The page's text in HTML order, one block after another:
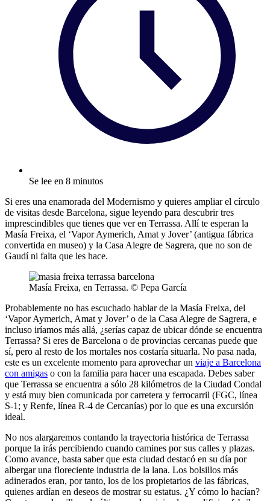
Se lee en 8 minutos
Si eres una enamorada del Modernismo y quieres ampliar el círculo
de visitas desde Barcelona, sigue leyendo para descubrir tres
imprescindibles que tienes que ver en Terrassa. Allí te esperan la
Masía Freixa, el ‘Vapor Aymerich, Amat y Jover’ (antigua fábrica
convertida en museo) y la Casa Alegre de Sagrera, que no son de
Gaudí ni falta que les hace.
Masía Freixa, en Terrassa. © Pepa García
Probablemente no has escuchado hablar de la Masía Freixa, del
‘Vapor Aymerich, Amat y Jover’ o de la Casa Alegre de Sagrera, e
incluso iríamos más allá, ¿serías capaz de ubicar dónde se encuentra
Terrassa? Si eres de Barcelona o de provincias cercanas puede que
sí, pero al resto de los mortales nos costaría situarla. No pasa nada,
este es un excelente momento para aprovechar un viaje a Barcelona
con amigas o con la familia para hacer una escapada. Debes saber
que Terrassa se encuentra a sólo 28 kilómetros de la Ciudad Condal
y está muy bien comunicada por carretera y ferrocarril (FGC, línea
S-1; y Renfe, línea R-4 de Cercanías) por lo que es una excursión
ideal.
No nos alargaremos contando la trayectoria histórica de Terrassa
porque la irás percibiendo cuando camines por sus calles y plazas.
Como avance, basta saber que esta ciudad destacó en su día por
albergar una floreciente industria de la lana. Los bolsillos más
adinerados eran, por tanto, los de los propietarios de las fábricas,
quienes ardían en deseos de mostrar su estatus. ¿Y cómo lo hacían?